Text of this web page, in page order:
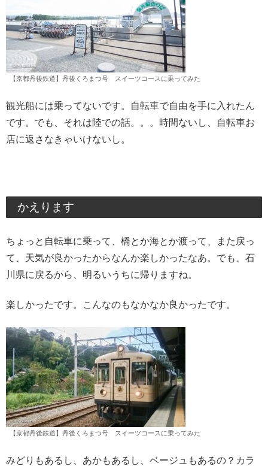
【京都丹後鉄道】丹後くろまつ号 スイーツコースに乗ってみた
観光船には乗ってないです。自転車で自由を手に入れたん
です。でも、それは陸での話。。。時間ないし、自転車お
店に返さなきゃいけないし。
かえります
ちょっと自転車に乗って、橋とか海とか渡って、また戻っ
て、天気が良かったからなんか楽しかったなあ。でも、石
川県に戻るから、明るいうちに帰りますね。
楽しかったです。こんなのもなかなか良かったです。
【京都丹後鉄道】丹後くろまつ号 スイーツコースに乗ってみた
みどりもあるし、あかもあるし、ベージュもあるの？カラ